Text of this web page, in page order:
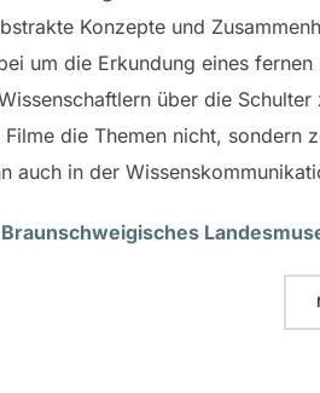
Konzepte und
um die Erkundung eines
über die
die Themen nicht, sondern
auch in der
Braunschweigisches